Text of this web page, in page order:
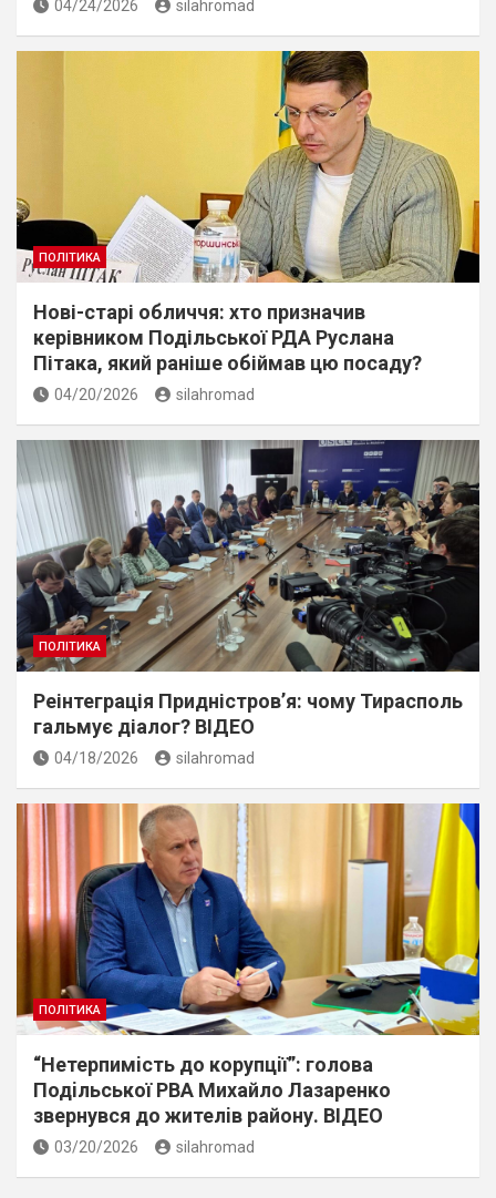
04/24/2026 silahromad
ПОЛІТИКА
Нові-старі обличчя: хто призначив
керівником Подільської РДА Руслана
Пітака, який раніше обіймав цю посаду?
04/20/2026 silahromad
ПОЛІТИКА
Реінтеграція Придністров’я: чому Тирасполь
гальмує діалог? ВІДЕО
04/18/2026 silahromad
ПОЛІТИКА
“Нетерпимiсть до корупцiї”: голова
Подiльської РВА Михайло Лазаренко
звернувся до жителiв району. ВIДЕО
03/20/2026 silahromad